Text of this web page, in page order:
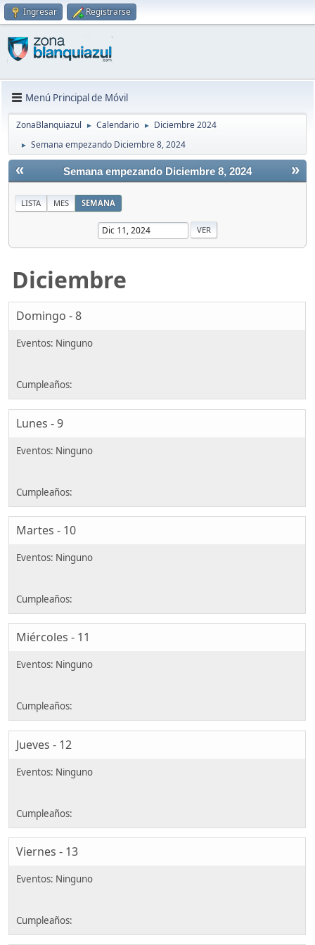
Ingresar Registrarse
Menú Principal de Móvil
ZonaBlanquiazul ► Calendario ► Diciembre 2024
► Semana empezando Diciembre 8, 2024
« »
Semana empezando Diciembre 8, 2024
LISTA MES SEMANA
Diciembre
Domingo - 8
Lunes - 9
Martes - 10
Miércoles - 11
Jueves - 12
Viernes - 13